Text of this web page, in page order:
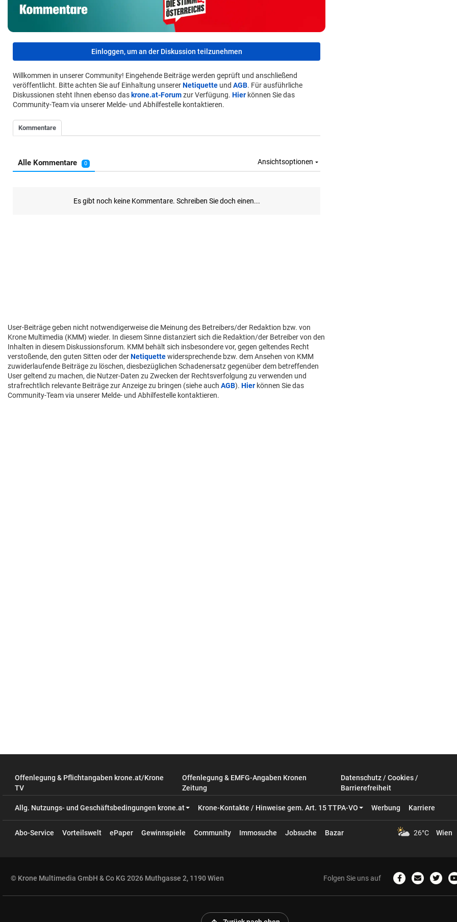
Einloggen, um an der Diskussion teilzunehmen
Willkommen in unserer Community! Eingehende Beiträge werden geprüft und anschließend
veröffentlicht. Bitte achten Sie auf Einhaltung unsererNetiquette und AGB. Für ausführliche
Diskussionen steht Ihnen ebenso das krone.at-Forumzur Verfügung. Hier können Sie das
Community-Team via unserer Melde- und Abhilfestelle kontaktieren.
User-Beiträge geben nicht notwendigerweise die Meinung des Betreibers/der Redaktion bzw. von
Krone Multimedia (KMM) wieder. In diesem Sinne distanziert sich die Redaktion/der Betreiber von den
Inhalten in diesem Diskussionsforum. KMM behält sich insbesondere vor, gegen geltendes Recht
verstoßende, den guten Sitten oder derNetiquettewidersprechende bzw. dem Ansehen von KMM
zuwiderlaufende Beiträge zu löschen, diesbezüglichen Schadenersatz gegenüber dem betreffenden
User geltend zu machen, die Nutzer-Daten zu Zwecken der Rechtsverfolgung zu verwenden und
strafrechtlich relevante Beiträge zur Anzeige zu bringen (siehe auch AGB). Hier können Sie das
Community-Team via unserer Melde- und Abhilfestelle kontaktieren.
Offenlegung & Pflichtangaben krone.at/Krone
TV
Offenlegung & EMFG-Angaben Kronen
Zeitung
Datenschutz / Cookies /
Barrierefreiheit
Allg. Nutzungs- und Geschäftsbedingungen krone.at Krone-Kontakte / Hinweise gem. Art. 15 TTPA-VO Werbung Karriere
Abo-Service Vorteilswelt ePaper Gewinnspiele Community Immosuche Jobsuche Bazar 26°C Wien
© Krone Multimedia GmbH & Co KG 2026 Muthgasse 2, 1190 Wien Folgen Sie uns auf
Zum
Facebook-
Email
schreiben
Zum